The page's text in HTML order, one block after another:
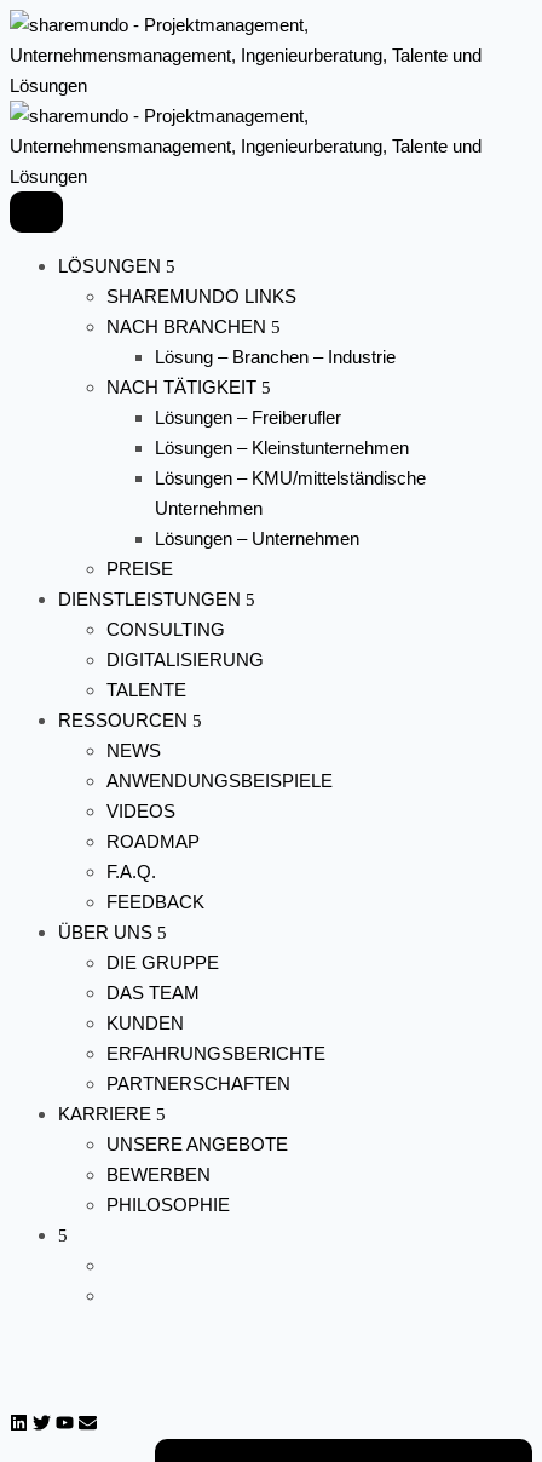
LÖSUNGEN
SHAREMUNDO LINKS
NACH BRANCHEN
Lösung – Branchen – Industrie
NACH TÄTIGKEIT
Lösungen – Freiberufler
Lösungen – Kleinstunternehmen
Lösungen – KMU/mittelständische
Unternehmen
Lösungen – Unternehmen
PREISE
DIENSTLEISTUNGEN
CONSULTING
DIGITALISIERUNG
TALENTE
RESSOURCEN
NEWS
ANWENDUNGSBEISPIELE
VIDEOS
ROADMAP
F.A.Q.
FEEDBACK
ÜBER UNS
DIE GRUPPE
DAS TEAM
KUNDEN
ERFAHRUNGSBERICHTE
PARTNERSCHAFTEN
KARRIERE
UNSERE ANGEBOTE
BEWERBEN
PHILOSOPHIE